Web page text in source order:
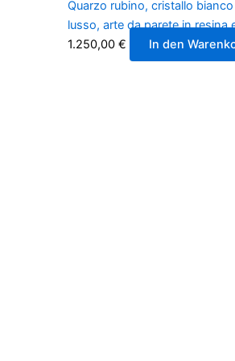
Quarzo rubino, cristallo
lusso, arte da parete in resina
1.250,00 € In den